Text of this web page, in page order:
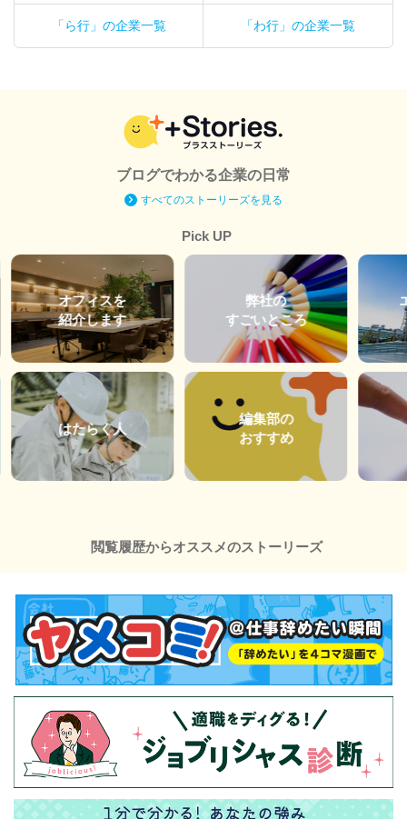
「ら行」の企業一覧 「わ行」の企業一覧
ブログでわかる企業の日常
すべてのストーリーズを見る
Pick UP
オフィスを
紹介します
はたらく人
弊社の
すごいところ
編集部の
おすすめ
閲覧履歴からオススメのストーリーズ